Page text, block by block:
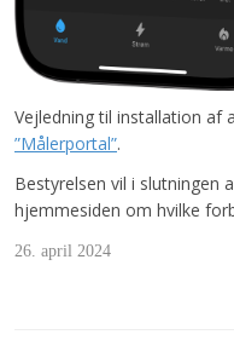
Vejledning til installation af
”Målerportal”.
Bestyrelsen vil i
hjemmesiden om hvilke
26. april 2024